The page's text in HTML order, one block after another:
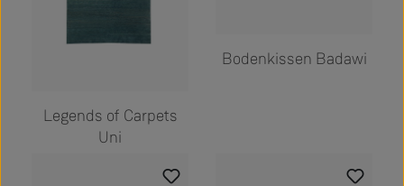
Legends of Carpets
Uni
Bodenkissen Badawi